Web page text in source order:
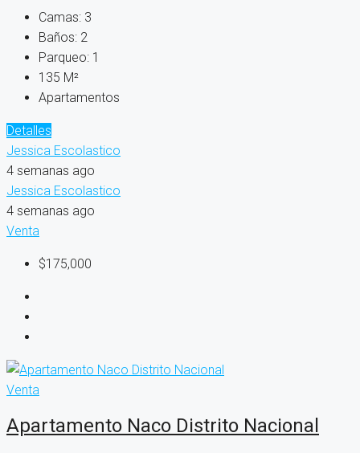
Camas: 3
Baños: 2
Parqueo: 1
135 M²
Apartamentos
Detalles
Jessica Escolastico
4 semanas ago
Jessica Escolastico
4 semanas ago
Venta
$175,000
Venta
Apartamento Naco Distrito Nacional